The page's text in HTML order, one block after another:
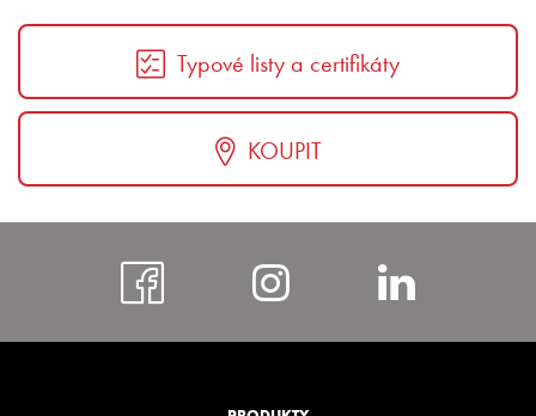
Typové listy a certifikáty
KOUPIT
https://https://